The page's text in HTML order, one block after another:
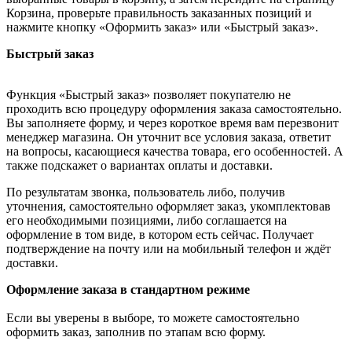
Корзина, проверьте правильность заказанных позиций и
нажмите кнопку «Оформить заказ» или «Быстрый заказ».
Быстрый заказ
Функция «Быстрый заказ» позволяет покупателю не
проходить всю процедуру оформления заказа самостоятельно.
Вы заполняете форму, и через короткое время вам перезвонит
менеджер магазина. Он уточнит все условия заказа, ответит
на вопросы, касающиеся качества товара, его особенностей. А
также подскажет о вариантах оплаты и доставки.
По результатам звонка, пользователь либо, получив
уточнения, самостоятельно оформляет заказ, укомплектовав
его необходимыми позициями, либо соглашается на
оформление в том виде, в котором есть сейчас. Получает
подтверждение на почту или на мобильный телефон и ждёт
доставки.
Оформление заказа в стандартном режиме
Если вы уверены в выборе, то можете самостоятельно
оформить заказ, заполнив по этапам всю форму.